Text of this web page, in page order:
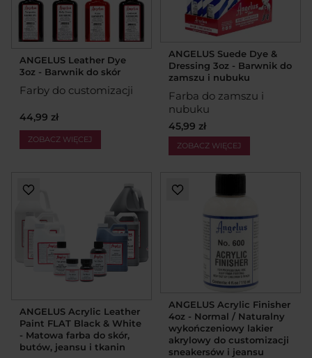
ANGELUS Leather Dye
3oz - Barwnik do skór
Farby do customizacji
44,99 zł
ZOBACZ WIĘCEJ
ANGELUS Suede Dye &
Dressing 3oz - Barwnik do
zamszu i nubuku
Farba do zamszu i
nubuku
45,99 zł
ZOBACZ WIĘCEJ
ANGELUS Acrylic Leather
Paint FLAT Black & White
- Matowa farba do skór,
butów, jeansu i tkanin
ANGELUS Acrylic Finisher
4oz - Normal / Naturalny
wykończeniowy lakier
akrylowy do customizacji
sneakersów i jeansu